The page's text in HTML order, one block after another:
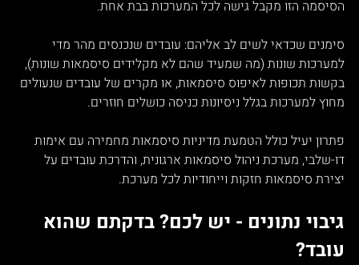
הסיסמה הזו מקבל גישה לכל המערכות בבת אחת.
סימנים שכדאי לשים לב אליהם: עובדים שנכנסים מהר מדי
למערכות שונות (מה שמעיד שהם לא מקלידים סיסמאות שונות),
בקשות תכופות לאיפוס סיסמאות, או מקרים של עובדים שנעולים
מחוץ למערכות בגלל ניסיונות כניסה כושלים חוזרים.
פתרון יעיל כולל הטמעת מדיניות סיסמאות מחמירה עם אימות
דו-שלבי, מערכת ניהול סיסמאות ארגונית, והדרכת עובדים על
יצירת סיסמאות חזקות וייחודיות לכל מערכת.
גיבוי נתונים - יש לכם? בדקתם שהוא
עובד?